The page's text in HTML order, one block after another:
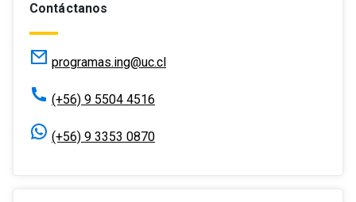
Contáctanos
programas.ing@uc.cl
(+56) 9 5504 4516
(+56) 9 3353 0870